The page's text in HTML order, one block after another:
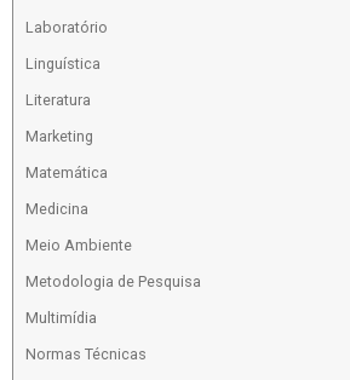
Laboratório
Linguística
Literatura
Marketing
Matemática
Medicina
Meio Ambiente
Metodologia de Pesquisa
Multimídia
Normas Técnicas